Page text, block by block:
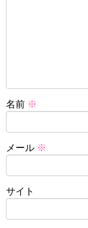
名前 ※
メール ※
サイト